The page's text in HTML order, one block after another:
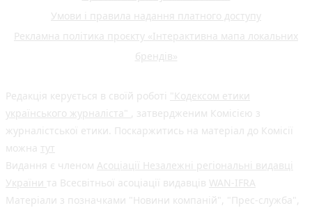
Умови і правила надання платного доступу
Рекламна політика проєкту «Інтерактивна мапа локальних
брендів»
Редакція керується в своїй роботі "Кодексом етики
українського журналіста" , затвердженим Комісією з
журналістської етики. Поскаржитись на матеріал до Комісії
можна тут
Видання є членом Асоціації Незалежні регіональні видавці
України та Всесвітньої асоціації видавців WAN-IFRA
Матеріали з позначками "Новини компаній", "Прес-служба",